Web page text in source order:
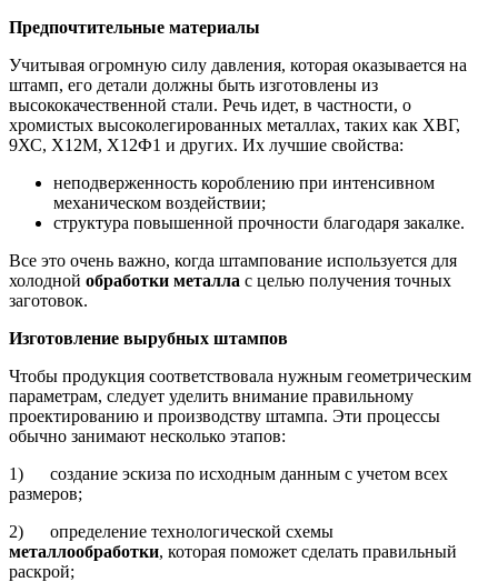
Предпочтительные материалы
Учитывая огромную силу давления, которая оказывается на
штамп, его детали должны быть изготовлены из
высококачественной стали. Речь идет, в частности, о
хромистых высоколегированных металлах, таких как ХВГ,
9ХС, Х12М, Х12Ф1 и других. Их лучшие свойства:
неподверженность короблению при интенсивном
механическом воздействии;
структура повышенной прочности благодаря закалке.
Все это очень важно, когда штампование используется для
холодной обработки металла с целью получения точных
заготовок.
Изготовление вырубных штампов
Чтобы продукция соответствовала нужным геометрическим
параметрам, следует уделить внимание правильному
проектированию и производству штампа. Эти процессы
обычно занимают несколько этапов:
1) создание эскиза по исходным данным с учетом всех
размеров;
2) определение технологической схемы
металлообработки, которая поможет сделать правильный
раскрой;